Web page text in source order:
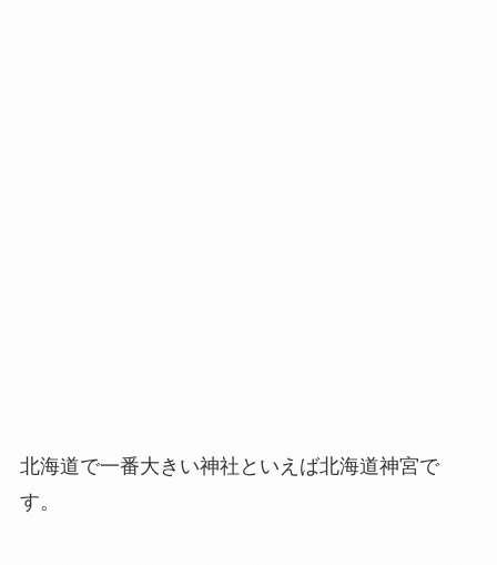
北海道で一番大きい神社といえば北海道神宮で
す。